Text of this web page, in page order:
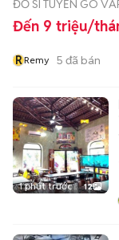
ĐỒ SI TUYỂN GÒ
Đến 9 triệu/
RRemy 5 đã bán
1 phút trước 12